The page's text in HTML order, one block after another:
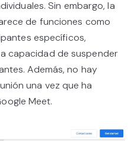
Sin embargo, la
de funciones como
específicos,
capacidad de suspender
Además, no hay
una vez que ha
Meet.